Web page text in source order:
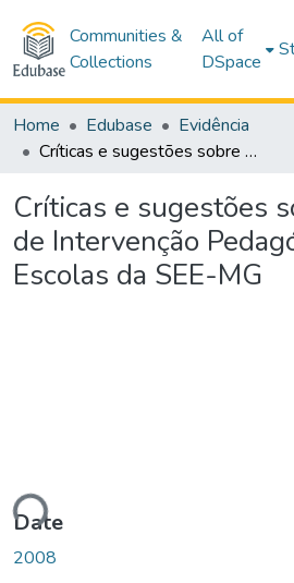
Communities &
Collections
All of
DSpace
Home Edubase
Evidência
Críticas e sugestões sobre o Plano de Intervenção Pedagógica das Escolas da SEE-MG
Críticas e sugestões
de Intervenção
Escolas da SEE-MG
Date
2008